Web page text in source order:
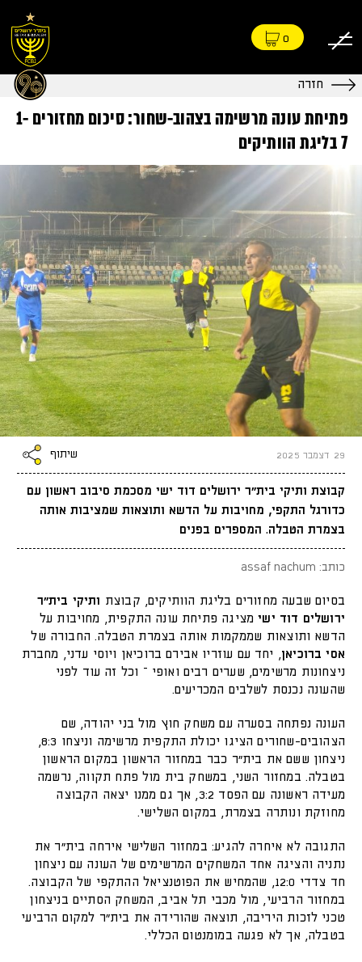
0
חזרה
פתיחת עונה מרשימה בצהוב-שחור: סיכום מחזורים 1-
7 בליגת הוותיקים
29 דצמבר 2025 שיתוף
קבוצת ותיקי בית״ר ירושלים דוד ישי מסכמת סיבוב ראשון עם
כדורגל התקפי, מחויבות על הדשא ותוצאות שמציבות אותה
בצמרת הטבלה. המספרים בפנים
כותב: assaf nachum
בסיום שבעה מחזורים בליגת הוותיקים, קבוצת ותיקי בית״ר
ירושלים דוד ישימציגה פתיחת עונה התקפית, מחויבות על
הדשא ותוצאות שממקמות אותה בצמרת הטבלה. החבורה של
אסי ברוכיאן, יחד עם עוזריו אבירם ברוכיאן ויוסי עדני, מחברת
ניצחונות מרשימים, שערים רבים ואופי – וכל זה עוד לפני
שהעונה נכנסת לשלבים המכריעים.
העונה נפתחה בסערה עם משחק חוץ מול בני יהודה, שם
הצהובים-שחורים הציגו יכולת התקפית מרשימה וניצחו 8:3,
ניצחון ששם את בית״ר כבר במחזור הראשון במקום הראשון
בטבלה. במחזור השני, במשחק בית מול פתח תקווה, נרשמה
מעידה ראשונה עם הפסד 3:2, אך גם ממנו יצאה הקבוצה
מחוזקת ונותרה בצמרת, במקום השלישי.
התגובה לא איחרה להגיע: במחזור השלישי אירחה בית״ר את
נתניה והציגה אחד המשחקים המרשימים של העונה עם ניצחון
חד צדדי 12:0, שהמחיש את הפוטנציאל ההתקפי של הקבוצה.
במחזור הרביעי, מול מכבי תל אביב, המשחק הסתיים בניצחון
טכני לזכות היריבה, תוצאה שהורידה את בית״ר למקום הרביעי
בטבלה, אך לא פגעה במומנטום הכללי.